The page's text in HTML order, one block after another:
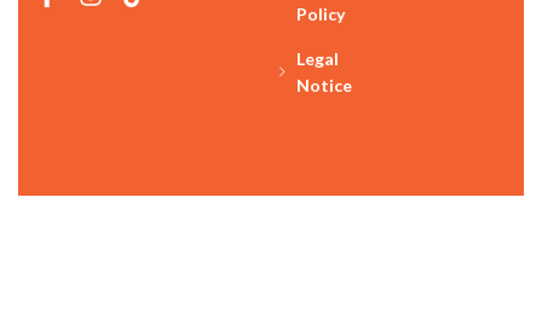
Policy
Legal
Notice